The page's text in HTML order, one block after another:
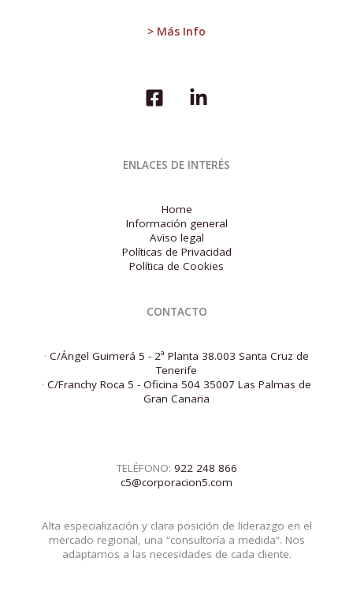
> Más Info
2024
ENLACES DE INTERÉS
Home
Información general
Aviso legal
Políticas de Privacidad
Política de Cookies
CONTACTO
· C/Ángel Guimerá 5 - 2ª Planta 38.003 Santa Cruz de
Tenerife
· C/Franchy Roca 5 - Oficina 504 35007 Las Palmas de
Gran Canaria
TELÉFONO: 922 248 866
c5@corporacion5.com
Alta especialización y clara posición de liderazgo en el
mercado regional, una “consultoría a medida”. Nos
adaptamos a las necesidades de cada cliente.